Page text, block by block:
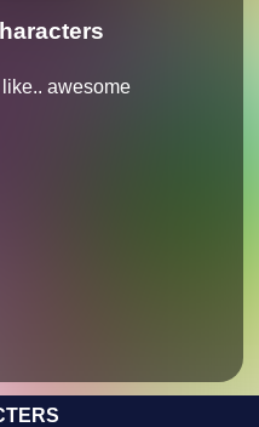
awesome